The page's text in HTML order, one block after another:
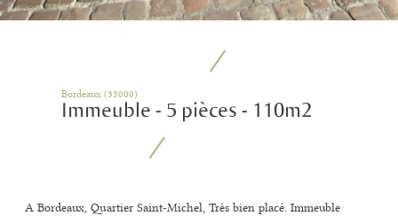
Bordeaux (33000)
Immeuble - 5 pièces - 110m2
A Bordeaux, Quartier Saint-Michel, Très bien placé. Immeuble